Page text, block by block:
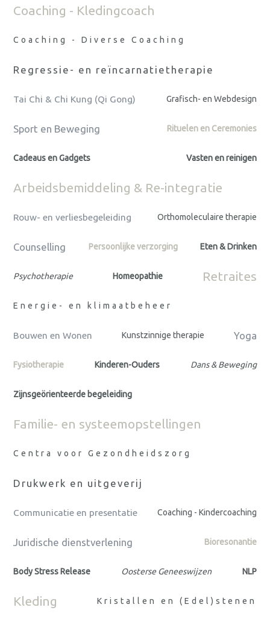
Coaching - Kledingcoach
Coaching - Diverse Coaching
Regressie- en reïncarnatietherapie
Tai Chi & Chi Kung (Qi Gong) Grafisch- en Webdesign
Sport en Beweging Rituelen en Ceremonies
Cadeaus en Gadgets Vasten en reinigen
Arbeidsbemiddeling & Re-integratie
Rouw- en verliesbegeleiding Orthomoleculaire therapie
Counselling Persoonlijke verzorging Eten & Drinken
Psychotherapie Homeopathie Retraites
Energie- en klimaatbeheer
Bouwen en Wonen Kunstzinnige therapie Yoga
Fysiotherapie Kinderen-Ouders Dans & Beweging
Zijnsgeörienteerde begeleiding
Familie- en systeemopstellingen
Centra voor Gezondheidszorg
Drukwerk en uitgeverij
Communicatie en presentatie Coaching - Kindercoaching
Juridische dienstverlening Bioresonantie
Body Stress Release Oosterse Geneeswijzen NLP
Kleding Kristallen en (Edel)stenen